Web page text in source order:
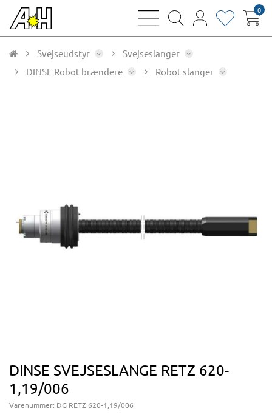
bars
magnifying
user
heart0
Svejseudstyr
Svejseslanger
DINSE Robot brændere
Robot slanger
DINSE SVEJSESLANGE RETZ 620-
1,19/006
Varenummer: DG RETZ 620-1,19/006